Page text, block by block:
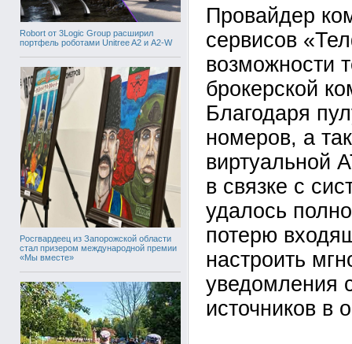
Robort от 3Logic Group расширил
портфель роботами Unitree A2 и A2-W
Росгвардеец из Запорожской области
стал призером международной премии
«Мы вместе»
Провайдер
сервисов
возможности
брокерской
Благодаря
номеров, а
виртуальной
в связке с
удалось
потерю
настроить
уведомления
источников в